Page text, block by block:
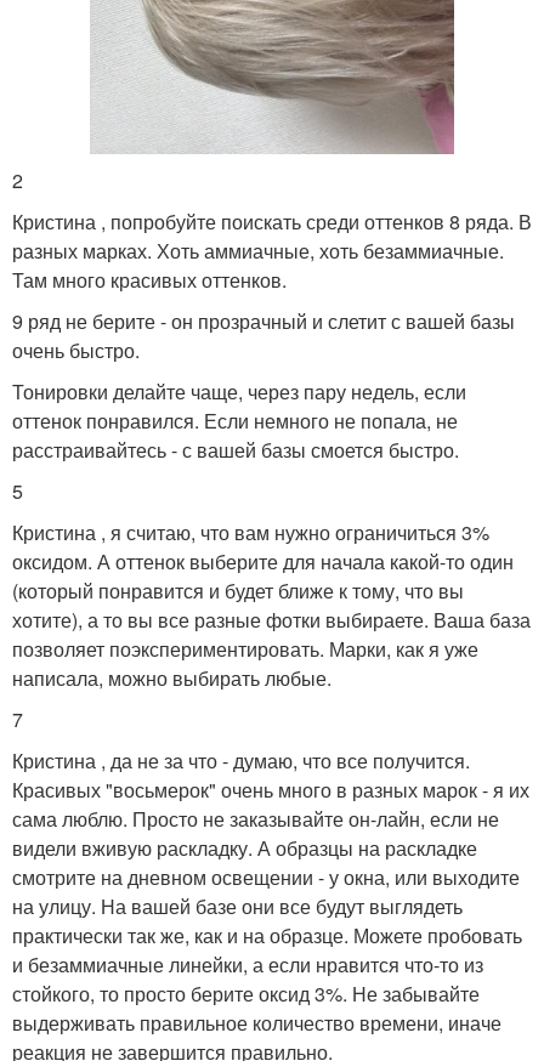
2
Кристина , попробуйте поискать среди оттенков 8 ряда. В
разных марках. Хоть аммиачные, хоть безаммиачные.
Там много красивых оттенков.
9 ряд не берите - он прозрачный и слетит с вашей базы
очень быстро.
Тонировки делайте чаще, через пару недель, если
оттенок понравился. Если немного не попала, не
расстраивайтесь - с вашей базы смоется быстро.
5
Кристина , я считаю, что вам нужно ограничиться 3%
оксидом. А оттенок выберите для начала какой-то один
(который понравится и будет ближе к тому, что вы
хотите), а то вы все разные фотки выбираете. Ваша база
позволяет поэкспериментировать. Марки, как я уже
написала, можно выбирать любые.
7
Кристина , да не за что - думаю, что все получится.
Красивых "восьмерок" очень много в разных марок - я их
сама люблю. Просто не заказывайте он-лайн, если не
видели вживую раскладку. А образцы на раскладке
смотрите на дневном освещении - у окна, или выходите
на улицу. На вашей базе они все будут выглядеть
практически так же, как и на образце. Можете пробовать
и безаммиачные линейки, а если нравится что-то из
стойкого, то просто берите оксид 3%. Не забывайте
выдерживать правильное количество времени, иначе
реакция не завершится правильно.